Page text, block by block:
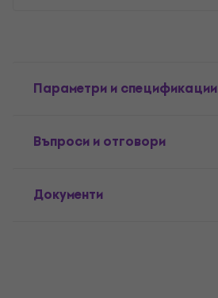
Параметри и спецификации
Въпроси и отговори
Документи